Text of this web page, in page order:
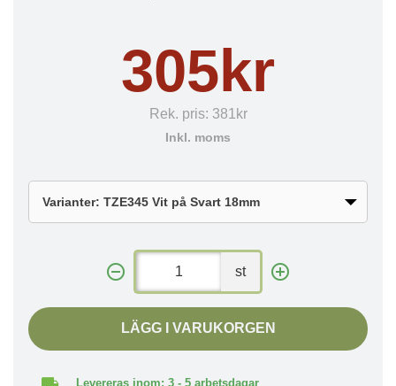
305kr
Rek. pris: 381kr
Inkl. moms
st
LÄGG I VARUKORGEN
Levereras inom: 3 - 5 arbetsdagar